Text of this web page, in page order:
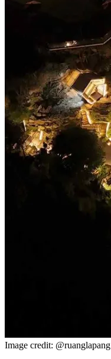
Image credit: @ruanglapang